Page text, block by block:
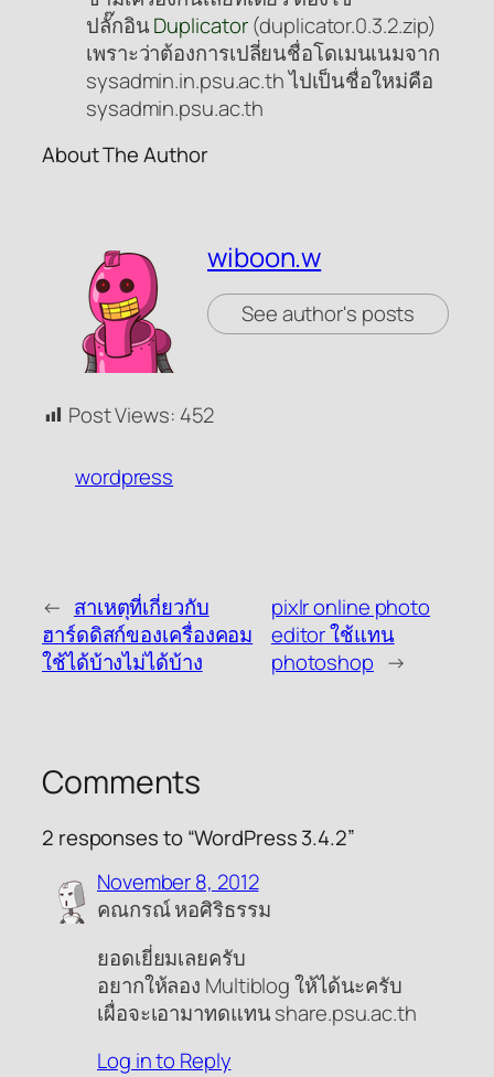
ปลั๊กอินDuplicator(duplicator.0.3.2.zip)
เพราะว่าต้องการเปลี่ยนชื่อโดเมนเนมจาก
sysadmin.in.psu.ac.th ไปเป็นชื่อใหม่คือ
sysadmin.psu.ac.th
About The Author
wiboon.w
See author's posts
Post Views: 452
wordpress
← สาเหตุที่เกี่ยวกับ
ฮาร์ดดิสก์ของเครื่องคอม
ใช้ได้บ้างไม่ได้บ้าง
pixlr online photo
editor ใช้แทน
photoshop →
Comments
2 responses to “WordPress 3.4.2”
November 8, 2012
คณกรณ์ หอศิริธรรม
ยอดเยี่ยมเลยครับ
อยากให้ลอง Multiblog ให้ได้นะครับ
เผื่อจะเอามาทดแทน share.psu.ac.th
Log in to Reply